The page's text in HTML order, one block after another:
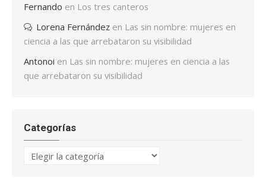
Fernando en Los tres canteros
Lorena Fernández en Las sin nombre: mujeres en
ciencia a las que arrebataron su visibilidad
Antonoi en Las sin nombre: mujeres en ciencia a las
que arrebataron su visibilidad
Categorías
Categorías